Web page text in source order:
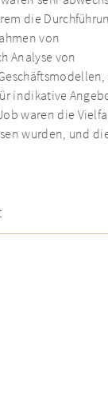
die
von
Analyse von
indikative
waren die
wurden, und